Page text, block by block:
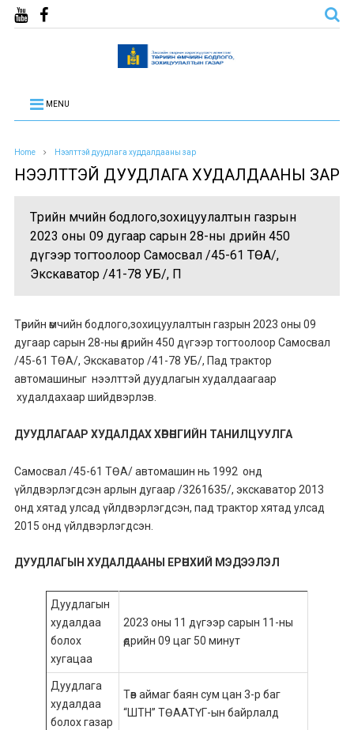
MENU
Home Нээлттэй дуудлага худдалдааны зар
НЭЭЛТТЭЙ ДУУДЛАГА ХУДАЛДААНЫ ЗАР
Төрийн өмчийн бодлого,зохицуулалтын газрын
2023 оны 09 дугаар сарын 28-ны өдрийн 450
дүгээр тогтоолоор Самосвал /45-61 ТӨА/,
Экскаватор /41-78 УБ/, П
Төрийн өмчийн бодлого,зохицуулалтын газрын 2023 оны 09
дугаар сарын 28-ны өдрийн 450 дүгээр тогтоолоор Самосвал
/45-61 ТӨА/, Экскаватор /41-78 УБ/, Пад трактор
автомашиныг нээлттэй дуудлагын худалдаагаар
худалдахаар шийдвэрлэв.
ДУУДЛАГААР ХУДАЛДАХ ХӨРӨНГИЙН ТАНИЛЦУУЛГА
Самосвал /45-61 ТӨА/ автомашин нь 1992 онд
үйлдвэрлэгдсэн арлын дугаар /3261635/, экскаватор 2013
онд хятад улсад үйлдвэрлэгдсэн, пад трактор хятад улсад
2015 онд үйлдвэрлэгдсэн.
ДУУДЛАГЫН ХУДАЛДААНЫ ЕРӨНХИЙ МЭДЭЭЛЭЛ
Дуудлагын
худалдаа
болох
хугацаа
2023 оны 11 дүгээр сарын 11-ны
өдрийн 09 цаг 50 минут
Дуудлага
худалдаа
болох газар
Төв аймаг баян сум цан 3-р баг
“ШТН” ТӨААТҮГ-ын байрлалд